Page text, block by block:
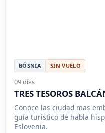
BÓSNIA SIN VUELO
09 días
TRES TESOROS
Conoce las ciudad mas
guía turístico de habla
Eslovenia.